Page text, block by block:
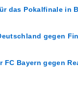
das Pokalfinale in
gegen
FC Bayern gegen